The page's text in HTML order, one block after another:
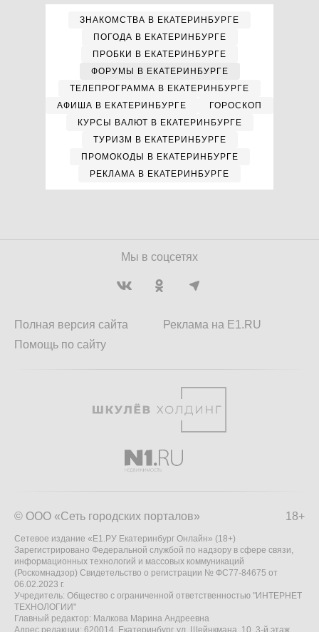
ЗНАКОМСТВА В ЕКАТЕРИНБУРГЕ
ПОГОДА В ЕКАТЕРИНБУРГЕ
ПРОБКИ В ЕКАТЕРИНБУРГЕ
ФОРУМЫ В ЕКАТЕРИНБУРГЕ
ТЕЛЕПРОГРАММА В ЕКАТЕРИНБУРГЕ
АФИША В ЕКАТЕРИНБУРГЕ
ГОРОСКОП
КУРСЫ ВАЛЮТ В ЕКАТЕРИНБУРГЕ
ТУРИЗМ В ЕКАТЕРИНБУРГЕ
ПРОМОКОДЫ В ЕКАТЕРИНБУРГЕ
РЕКЛАМА В ЕКАТЕРИНБУРГЕ
Мы в соцсетях
Полная версия сайта
Помощь по сайту
Реклама на E1.RU
18+
© ООО «Сеть городских порталов»
Сетевое издание «Е1.РУ Екатеринбург Онлайн» (18+)
Зарегистрировано Федеральной службой по надзору в сфере связи,
информационных технологий и массовых коммуникаций
(Роскомнадзор) Свидетельство о регистрации № ФС77-84675 от
06.02.2023 г.
Учредитель: Общество с ограниченной ответственностью "ИНТЕРНЕТ
ТЕХНОЛОГИИ"
Главный редактор: Малкова Марина Андреевна
Адрес редакции: 620014, Екатеринбург, ул. Шейнкмана, 10, 3-й этаж,